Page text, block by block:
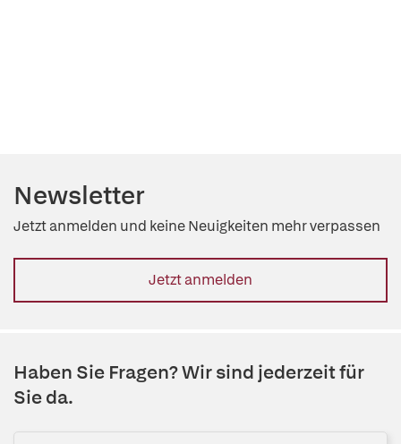
Newsletter
Jetzt anmelden und keine Neuigkeiten mehr verpassen
Jetzt anmelden
Haben Sie Fragen? Wir sind jederzeit für
Sie da.